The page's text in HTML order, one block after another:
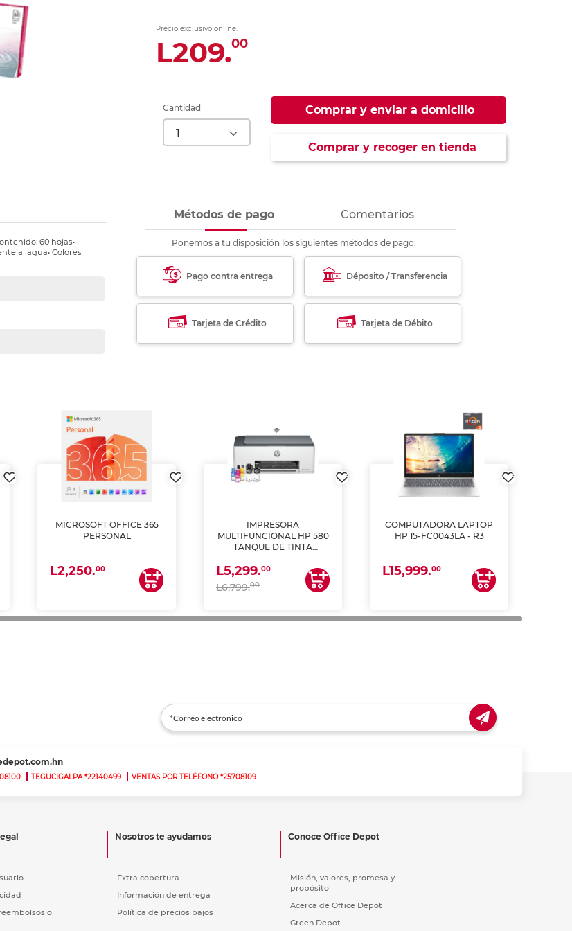
Precio exclusivo online:
L209.00
Cantidad Comprar y enviar a domicilio
Comprar y recoger en tienda
60 hojas•
al agua• Colores
Métodos de pago Comentarios
Ponemos a tu disposición los siguientes métodos de pago:
Pago contra entrega Déposito / Transferencia
Tarjeta de Crédito Tarjeta de Débito
MICROSOFT OFFICE 365
PERSONAL
L2,250.00
IMPRESORA
MULTIFUNCIONAL HP 580
TANQUE DE TINTA
ESCANEA)
L5,299.00
L6,799.00
COMPUTADORA LAPTOP
HP 15-FC0043LA - R3
L15,999.00
TEGUCIGALPA *22140499 VENTAS POR TELÉFONO *25708109
o
Nosotros te ayudamos
Extra cobertura
Información de entrega
Política de precios bajos
Conoce Office Depot
Misión, valores, promesa y
propósito
Acerca de Office Depot
Green Depot